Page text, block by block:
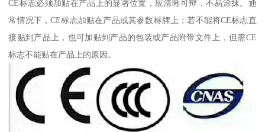
CE标志必须加贴在产品上的显著位置，应清晰可辩，不易涂抹。通
常情况下，CE标志加贴在产品或其参数标牌上；若不能将CE标志直
接贴到产品上，也可加贴到产品的包装或产品附带文件上，但需CE
标志不能贴在产品上的原因。